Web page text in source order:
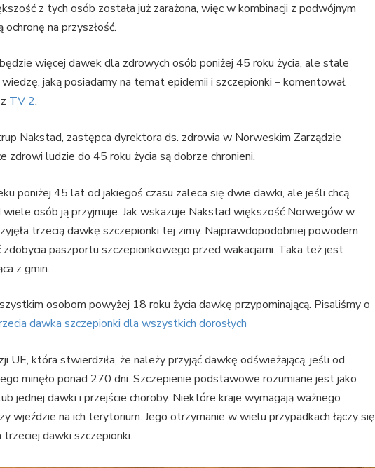
z tych osób została już zarażona, więc w kombinacji z podwójnym
na przyszłość.
więcej dawek dla zdrowych osób poniżej 45 roku życia, ale stale
jaką posiadamy na temat epidemii i szczepionki – komentował
TV 2.
Nakstad, zastępca dyrektora ds. zdrowia w Norweskim Zarządzie
zdrowi ludzie do 45 roku życia są dobrze chronieni.
poniżej 45 lat od jakiegoś czasu zaleca się dwie dawki, ale jeśli chcą,
osób ją przyjmuje. Jak wskazuje Nakstad większość Norwegów w
trzecią dawkę szczepionki tej zimy. Najprawdopodobniej powodem
paszportu szczepionkowego przed wakacjami. Taka też jest
z gmin.
osobom powyżej 18 roku życia dawkę przypominającą. Pisaliśmy o
dawka szczepionki dla wszystkich dorosłych
UE, która stwierdziła, że należy przyjąć dawkę odświeżającą, jeśli od
minęło ponad 270 dni. Szczepienie podstawowe rozumiane jest jako
jednej dawki i przejście choroby. Niektóre kraje wymagają ważnego
wjeździe na ich terytorium. Jego otrzymanie w wielu przypadkach łączy się
trzeciej dawki szczepionki.